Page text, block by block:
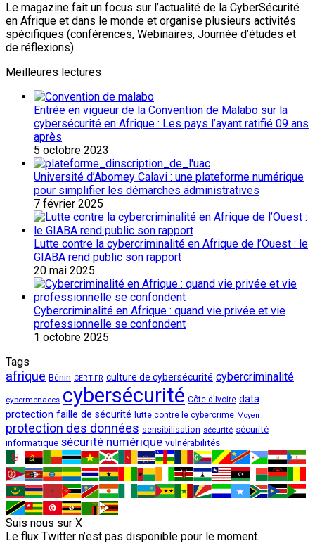
Le magazine fait un focus sur l’actualité de la CyberSécurité
en Afrique et dans le monde et organise plusieurs activités
spécifiques (conférences, Webinaires, Journée d’études et
de réflexions).
Meilleures lectures
Entrée en vigueur de la Convention de Malabo sur la
cybersécurité en Afrique : Les pays l’ayant ratifié 09 ans
après
5 octobre 2023
Université d’Abomey Calavi : une plateforme numérique
pour simplifier les démarches administratives
7 février 2025
Lutte contre la cybercriminalité en Afrique de l’Ouest : le
GIABA rend public son rapport
20 mai 2025
Cybercriminalité en Afrique : quand vie privée et vie
professionnelle se confondent
1 octobre 2025
Tags
afrique Bénin CERT-FR culture de cybersécurité cybercriminalité
cybermenaces cybersécurité Côte d'Ivoire data
protection faille de sécurité lutte contre le cybercrime Moyen
protection des données sensibilisation sécurité sécurité
informatique sécurité numérique vulnérabilités
Suis nous sur X
Le flux Twitter n’est pas disponible pour le moment.